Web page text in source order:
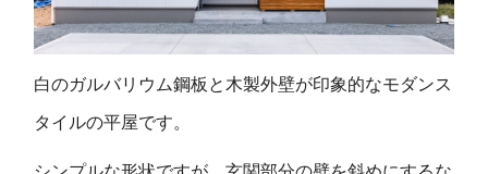
白のガルバリウム鋼板と木製外壁が印象的なモダンス
タイルの平屋です。